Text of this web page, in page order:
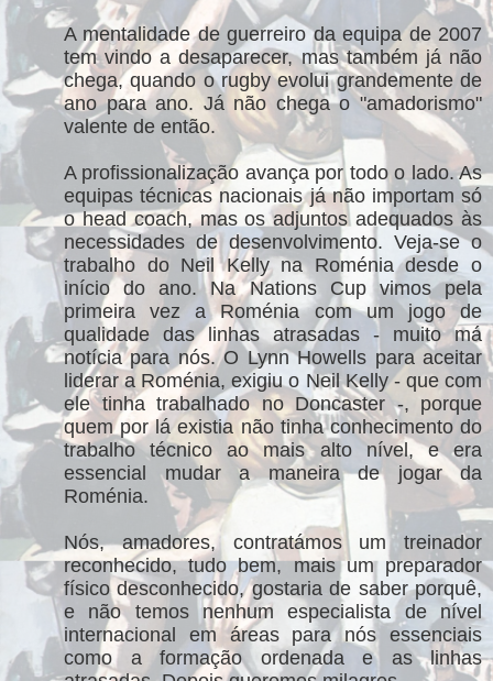
A mentalidade de guerreiro da equipa de 2007
tem vindo a desaparecer, mas também já não
chega, quando o rugby evolui grandemente de
ano para ano. Já não chega o "amadorismo"
valente de então.
A profissionalização avança por todo o lado. As
equipas técnicas nacionais já não importam só
o head coach, mas os adjuntos adequados às
necessidades de desenvolvimento. Veja-se o
trabalho do Neil Kelly na Roménia desde o
início do ano. Na Nations Cup vimos pela
primeira vez a Roménia com um jogo de
qualidade das linhas atrasadas - muito má
notícia para nós. O Lynn Howells para aceitar
liderar a Roménia, exigiu o Neil Kelly - que com
ele tinha trabalhado no Doncaster -, porque
quem por lá existia não tinha conhecimento do
trabalho técnico ao mais alto nível, e era
essencial mudar a maneira de jogar da
Roménia.
Nós, amadores, contratámos um treinador
reconhecido, tudo bem, mais um preparador
físico desconhecido, gostaria de saber porquê,
e não temos nenhum especialista de nível
internacional em áreas para nós essenciais
como a formação ordenada e as linhas